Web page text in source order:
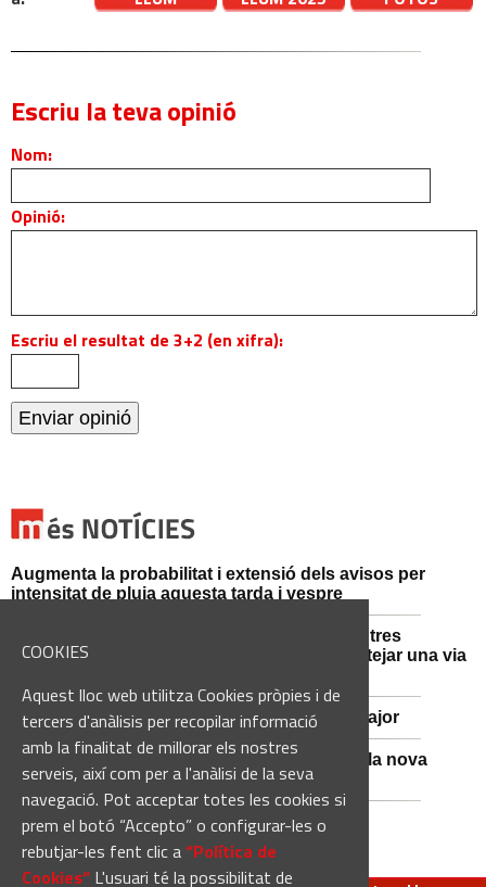
COOKIES
Aquest lloc web utilitza Cookies pròpies i de
tercers d'anàlisis per recopilar informació
amb la finalitat de millorar els nostres
serveis, així com per a l'anàlisi de la seva
navegació. Pot acceptar totes les cookies si
prem el botó “Accepto” o configurar-les o
rebutjar-les fent clic a“Política de
Cookies“ L'usuari té la possibilitat de
Escriu la teva opinió
Nom:
Opinió:
Escriu el resultat de 3+2 (en xifra):
Augmenta la probabilitat i extensió dels avisos per
intensitat de pluja aquesta tarda i vespre
Mossos d'Esquadra i Guàrdia Civil detenen tres
persones i n'investiguen una altra per sabotejar una via
Viladordis es prepara per una nova Festa Major
Sant Vicenç de Castellet inicia les obres de la nova
comissaria de la Policia Local